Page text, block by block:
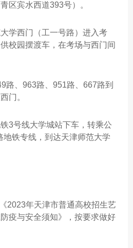
宾水西道393号）。
西门（工一号路）进入考
校园摆渡车，在考场与西门间
、963路、951路、667路到
门。
号线大学城站下车，转乘公
铁专线，到达天津师范大学
年天津市普通高校招生艺
疫与安全须知》，按要求做好